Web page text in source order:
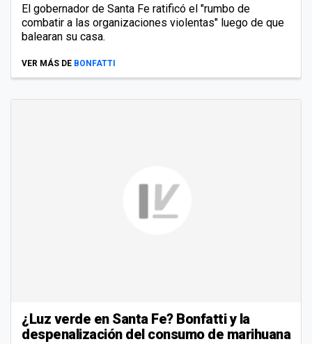
El gobernador de Santa Fe ratificó el "rumbo de
combatir a las organizaciones violentas" luego de que
balearan su casa.
VER MÁS DE BONFATTI
¿Luz verde en Santa Fe? Bonfatti y la
despenalización del consumo de marihuana